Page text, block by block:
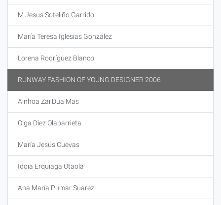
M Jesus Soteliño Garrido
María Teresa Iglesias González
Lorena Rodríguez Blanco
RUNWAY FASHION OF YOUNG DESIGNER 2006
Ainhoa Zai Dua Mas
Olga Diez Olabarrieta
María Jesús Cuevas
Idoia Erquiaga Otaola
Ana María Pumar Suarez